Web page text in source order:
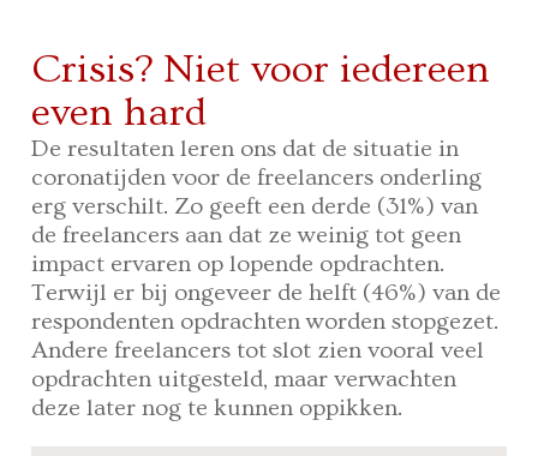
Crisis? Niet voor iedereen
even hard
De resultaten leren ons dat de situatie in
coronatijden voor de freelancers onderling
erg verschilt. Zo geeft een derde (31%) van
de freelancers aan dat ze weinig tot geen
impact ervaren op lopende opdrachten.
Terwijl er bij ongeveer de helft (46%) van de
respondenten opdrachten worden stopgezet.
Andere freelancers tot slot zien vooral veel
opdrachten uitgesteld, maar verwachten
deze later nog te kunnen oppikken.